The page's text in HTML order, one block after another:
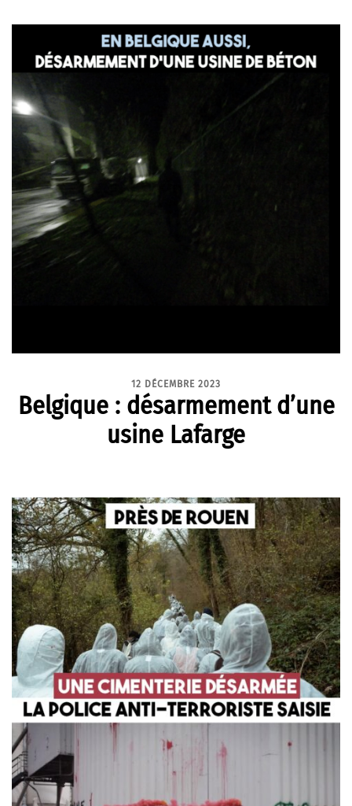
12 DÉCEMBRE 2023
Belgique : désarmement d’une
usine Lafarge